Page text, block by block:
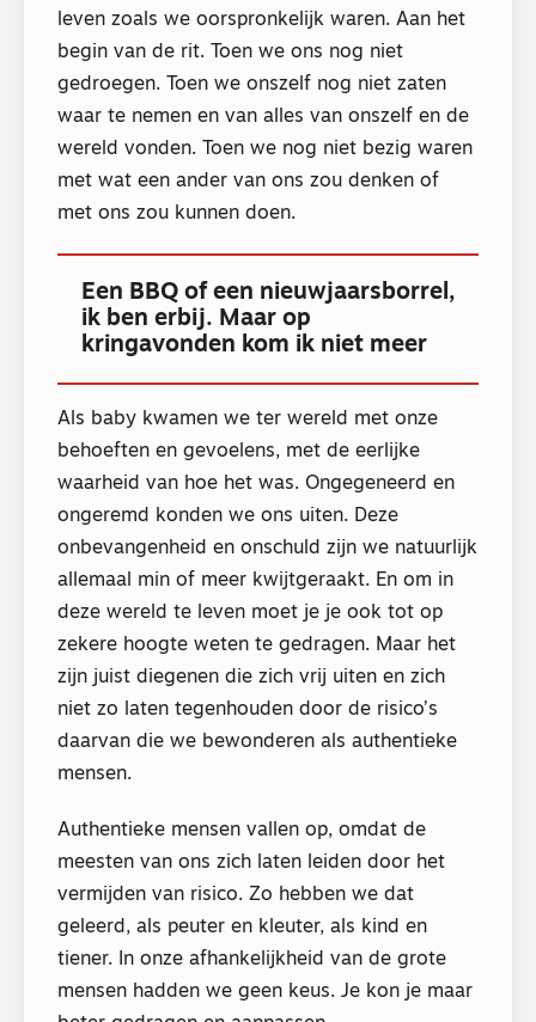
leven zoals we oorspronkelijk waren. Aan het
begin van de rit. Toen we ons nog niet
gedroegen. Toen we onszelf nog niet zaten
waar te nemen en van alles van onszelf en de
wereld vonden. Toen we nog niet bezig waren
met wat een ander van ons zou denken of
met ons zou kunnen doen.
Een BBQ of een nieuwjaarsborrel,
ik ben erbij. Maar op
kringavonden kom ik niet meer
Als baby kwamen we ter wereld met onze
behoeften en gevoelens, met de eerlijke
waarheid van hoe het was. Ongegeneerd en
ongeremd konden we ons uiten. Deze
onbevangenheid en onschuld zijn we natuurlijk
allemaal min of meer kwijtgeraakt. En om in
deze wereld te leven moet je je ook tot op
zekere hoogte weten te gedragen. Maar het
zijn juist diegenen die zich vrij uiten en zich
niet zo laten tegenhouden door de risico’s
daarvan die we bewonderen als authentieke
mensen.
Authentieke mensen vallen op, omdat de
meesten van ons zich laten leiden door het
vermijden van risico. Zo hebben we dat
geleerd, als peuter en kleuter, als kind en
tiener. In onze afhankelijkheid van de grote
mensen hadden we geen keus. Je kon je maar